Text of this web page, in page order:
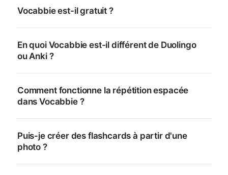
Vocabbie est-il gratuit ?
En quoi Vocabbie est-il différent de Duolingo
ou Anki ?
Comment fonctionne la répétition espacée
dans Vocabbie ?
Puis-je créer des flashcards à partir d'une
photo ?